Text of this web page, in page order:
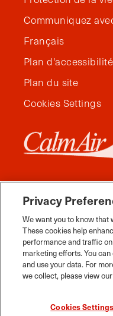
Communiquez
Français
Plan d'accessibilité
Plan du site
Cookies Settings
FacebookInstagramTwitter
Voyage Manitoba,
Privacy
We want you to know that
These cookies help
performance and traffic
marketing efforts. You
and use your data. For
we collect, please view our
Cookies Settings